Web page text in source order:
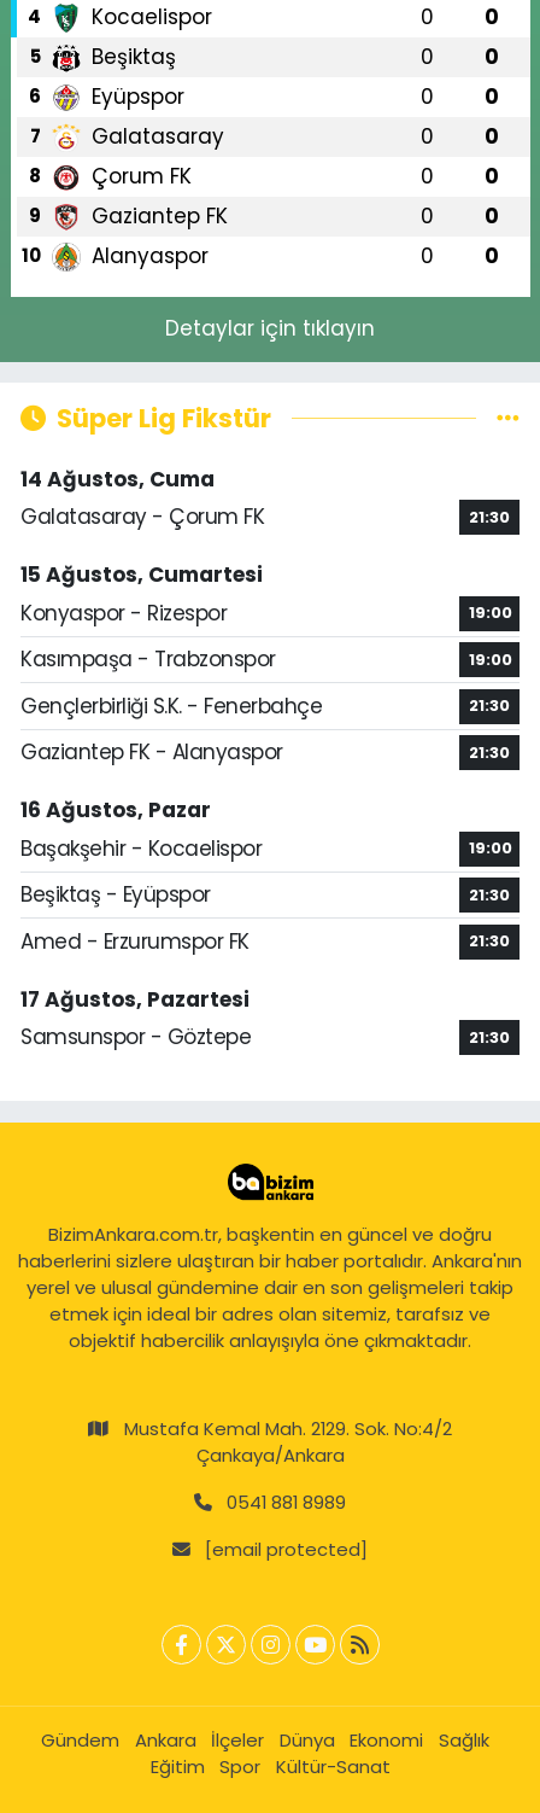
4 Kocaelispor 0 0
5 Beşiktaş 0 0
6 Eyüpspor 0 0
7 Galatasaray 0 0
8 Çorum FK 0 0
9 Gaziantep FK 0 0
10 Alanyaspor 0 0
Detaylar için tıklayın
Süper Lig Fikstür
14 Ağustos, Cuma
Galatasaray - Çorum FK
21:30
15 Ağustos, Cumartesi
Konyaspor - Rizespor
19:00
Kasımpaşa - Trabzonspor 19:00
Gençlerbirliği S.K. - Fenerbahçe 21:30
Gaziantep FK - Alanyaspor 21:30
16 Ağustos, Pazar
Başakşehir - Kocaelispor
19:00
Beşiktaş - Eyüpspor 21:30
Amed - Erzurumspor FK 21:30
17 Ağustos, Pazartesi
Samsunspor - Göztepe
21:30
BizimAnkara.com.tr, başkentin en güncel ve doğru
haberlerini sizlere ulaştıran bir haber portalıdır. Ankara'nın
yerel ve ulusal gündemine dair en son gelişmeleri takip
etmek için ideal bir adres olan sitemiz, tarafsız ve
objektif habercilik anlayışıyla öne çıkmaktadır.
Mustafa Kemal Mah. 2129. Sok. No:4/2
Çankaya/Ankara
0541 881 8989
[email protected]
Gündem Ankara İlçeler Dünya Ekonomi
Sağlık
Eğitim
Spor Kültür-Sanat